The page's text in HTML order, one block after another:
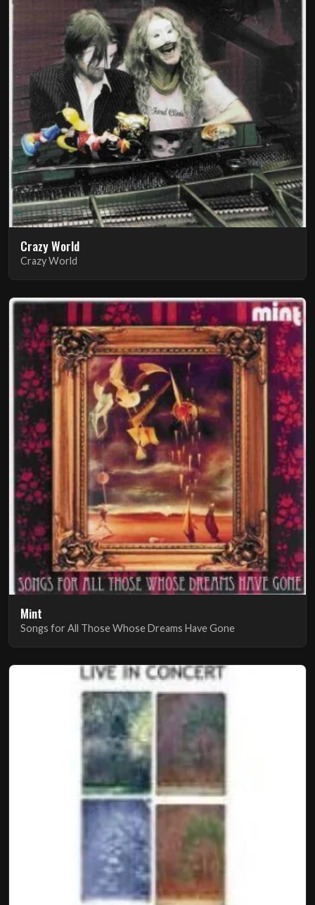
Crazy World
Crazy World
Mint
Songs for All Those Whose Dreams Have Gone